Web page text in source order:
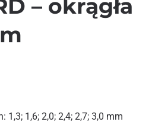
– okrągła
1,3; 1,6; 2,0; 2,4; 2,7; 3,0 mm